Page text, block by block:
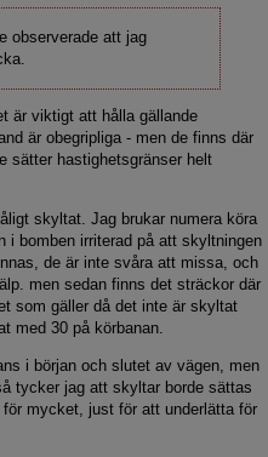
observerade att jag
är viktigt att hålla gällande
är obegripliga - men de finns där
sätter hastighetsgränser helt
skyltat. Jag brukar numera köra
i bomben irriterad på att skyltningen
de är inte svåra att missa, och
men sedan finns det sträckor där
som gäller då det inte är skyltat
med 30 på körbanan.
i början och slutet av vägen, men
tycker jag att skyltar borde sättas
mycket, just för att underlätta för